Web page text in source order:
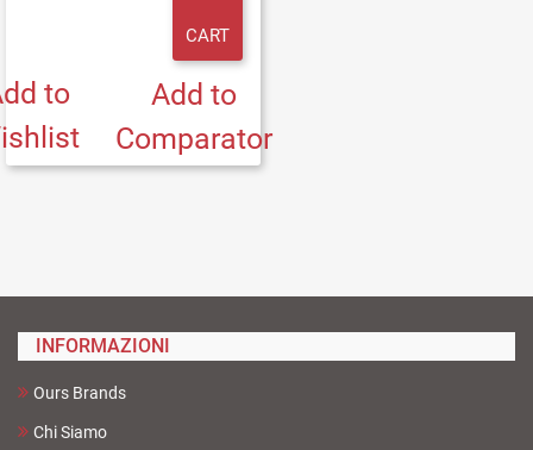
CART
to
Add to
Comparator
INFORMAZIONI
Ours Brands
Chi Siamo